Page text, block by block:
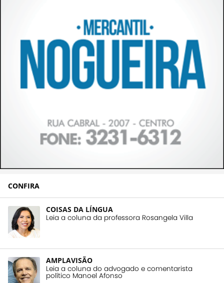
CONFIRA
COISAS DA LÍNGUA
Leia a coluna da professora Rosangela Villa
AMPLAVISÃO
Leia a coluna do advogado e comentarista
político Manoel Afonso